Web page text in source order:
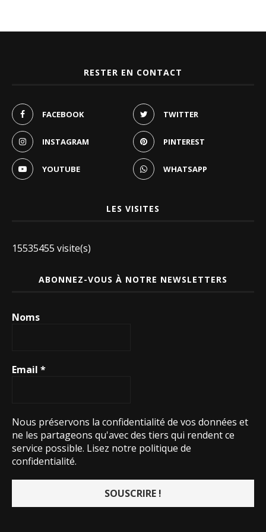
RESTER EN CONTACT
FACEBOOK TWITTER
INSTAGRAM PINTEREST
YOUTUBE WHATSAPP
LES VISITES
15535455 visite(s)
ABONNEZ-VOUS À NOTRE NEWSLETTERS
Noms
Email *
Nous préservons la confidentialité de vos données et
ne les partageons qu'avec des tiers qui rendent ce
service possible. Lisez notre politique de
confidentialité.